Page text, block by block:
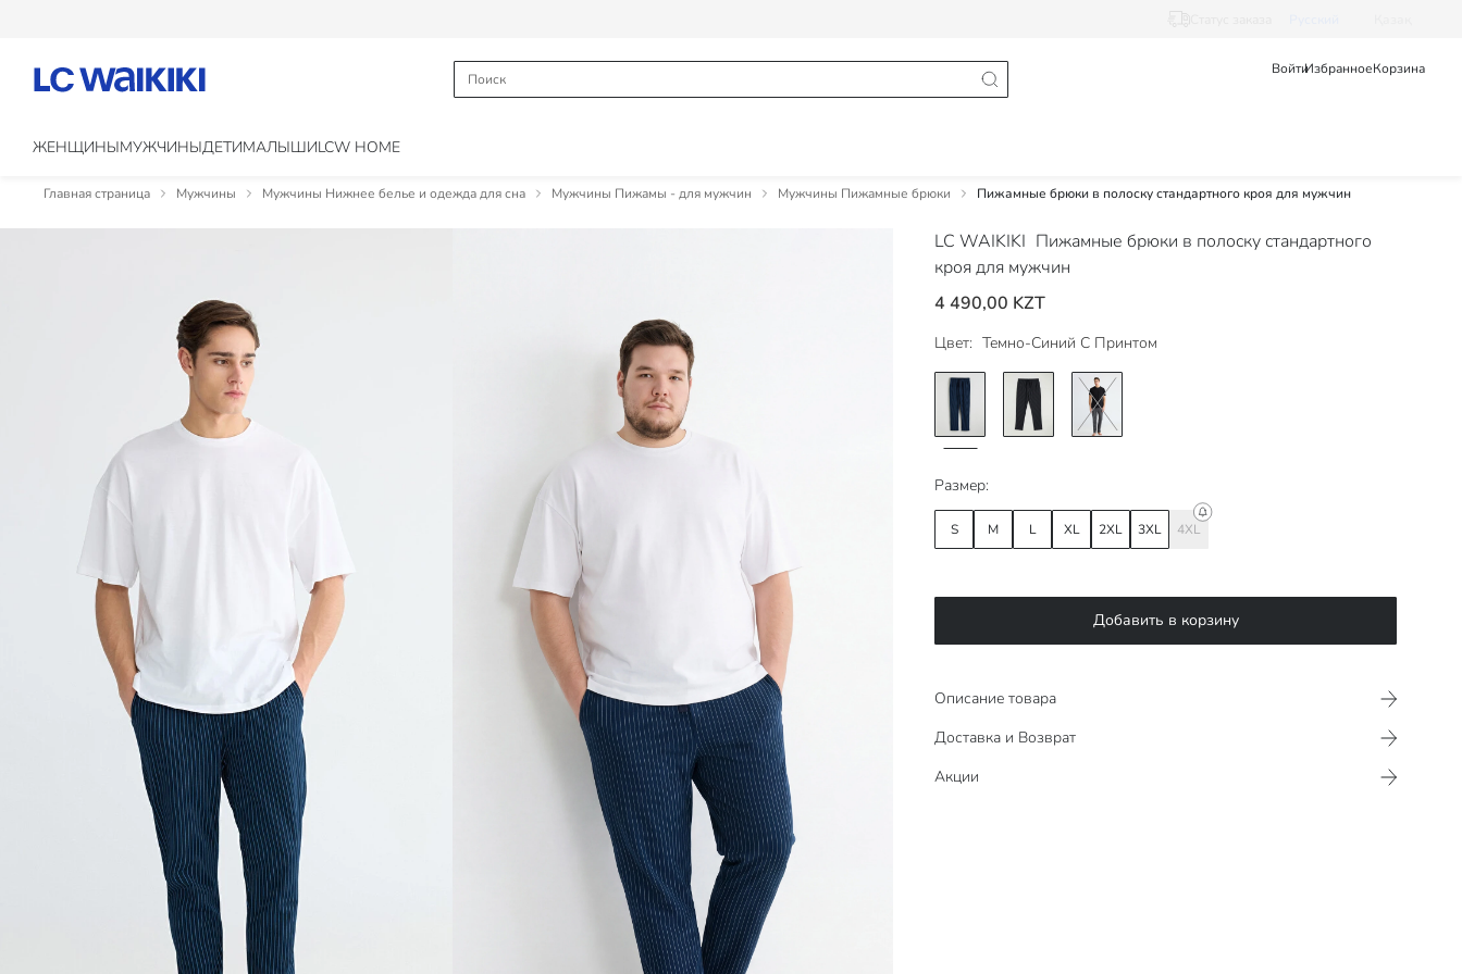
ВойтиИзбранноеКорзина
ЖЕНЩИНЫМУЖЧИНЫДЕТИМАЛЫШИLCW HOME
Главная страница Мужчины Мужчины Нижнее белье и одежда для сна Мужчины Пижамы - для мужчин Мужчины Пижамные брюки Пижамные брюки в полоску стандартного кроя для мужчин
LC WAIKIKI Пижамные брюки в полоску стандартного
кроя для мужчин
4 490,00 KZT
Цвет: Темно-Синий С Принтом
Размер:
S M L XL 2XL 3XL 4XL
Добавить в корзину
Описание товара
Доставка и Возврат
Акции